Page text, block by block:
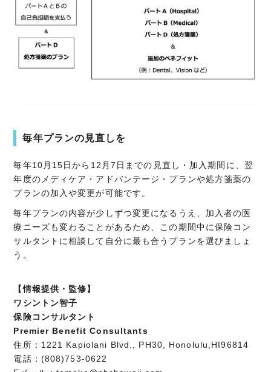
毎年プランの見直しを
毎年10月15日から12月7日までの見直し・加入期間に、翌
年度のメディケア・アドバンテージ・プランや処方箋薬の
プランの加入や変更が可能です。
毎年プランの内容が少しずつ変更になるうえ、加入者の医
療ニーズも変わることがあるため、この期間中に保険コン
サルタントに相談して自分に最も合うプランを選びましょ
う。
【情報提供・監修】
ワシントン智子
保険コンサルタント
Premier Benefit Consultants
住所：1221 Kapiolani Blvd., PH30, Honolulu,HI96814
電話：(808)753-0622